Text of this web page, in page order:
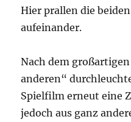
Hier prallen die
aufeinander.
Nach dem
anderen“
Spielfilm erneut eine
jedoch aus ganz